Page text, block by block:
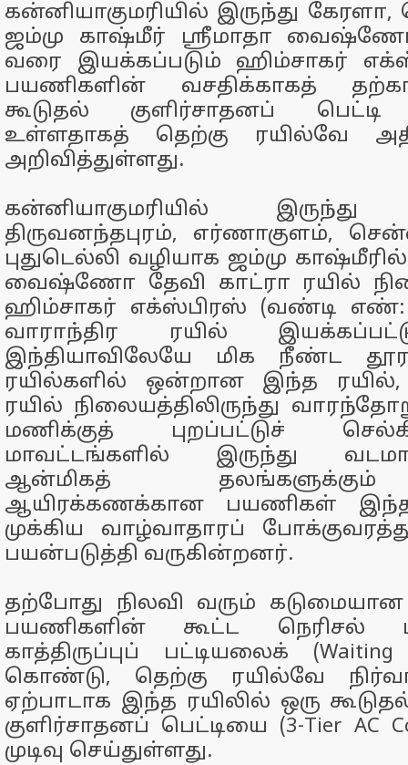
கன்னியாகுமரியில் இருந்து
ஜம்மு காஷ்மீர் ஸ்ரீமாதா வைஷ்ணோ
வரை இயக்கப்படும் ஹிம்சாகர்
பயணிகளின் வசதிக்காகத்
கூடுதல் குளிர்சாதனப்
உள்ளதாகத் தெற்கு ரயில்வே
அறிவித்துள்ளது.
கன்னியாகுமரியில் இருந்து
திருவனந்தபுரம், எர்ணாகுளம்,
புதுடெல்லி வழியாக ஜம்மு
வைஷ்ணோ தேவி காட்ரா ரயில்
ஹிம்சாகர் எக்ஸ்பிரஸ் (வண்டி எண்:
வாராந்திர ரயில்
இந்தியாவிலேயே மிக நீண்ட
ரயில்களில் ஒன்றான இந்த ரயில்,
ரயில் நிலையத்திலிருந்து
மணிக்குத் புறப்பட்டுச்
மாவட்டங்களில் இருந்து
ஆன்மிகத்
ஆயிரக்கணக்கான பயணிகள்
முக்கிய வாழ்வாதாரப்
பயன்படுத்தி வருகின்றனர்.
தற்போது நிலவி வரும்
பயணிகளின் கூட்ட நெரிசல்
காத்திருப்புப் பட்டியலைக்
கொண்டு, தெற்கு ரயில்வே
ஏற்பாடாக இந்த ரயிலில் ஒரு
குளிர்சாதனப் பெட்டியை (3-Tier
முடிவு செய்துள்ளது.